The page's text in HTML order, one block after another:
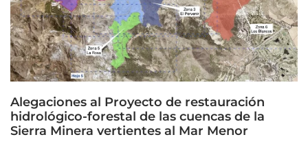
Alegaciones al Proyecto de restauración
hidrológico-forestal de las cuencas de la
Sierra Minera vertientes al Mar Menor